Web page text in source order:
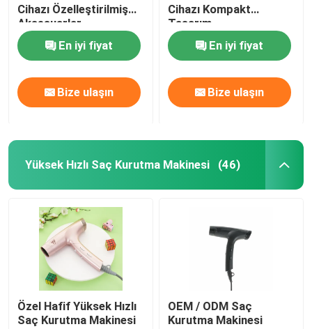
Cihazı Özelleştirilmiş
Aksesuarlar
En iyi fiyat
Bize ulaşın
Cihazı Kompakt
Tasarım
En iyi fiyat
Bize ulaşın
Yüksek Hızlı Saç Kurutma Makinesi (46)
Özel Hafif Yüksek Hızlı
Saç Kurutma Makinesi
OEM / ODM Saç
Kurutma Makinesi